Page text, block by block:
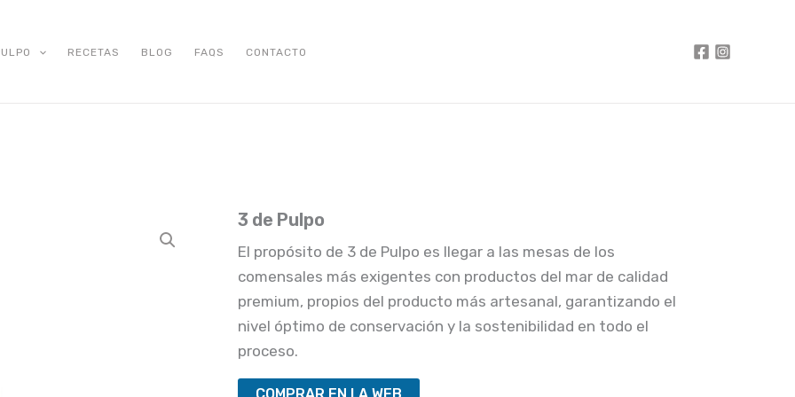
RECETAS BLOG FAQS CONTACTO
3 de Pulpo
El propósito de 3 de Pulpo es llegar a las mesas de los
comensales más exigentes con productos del mar de calidad
premium, propios del producto más artesanal, garantizando el
nivel óptimo de conservación y la sostenibilidad en todo el
proceso.
COMPRAR EN LA WEB